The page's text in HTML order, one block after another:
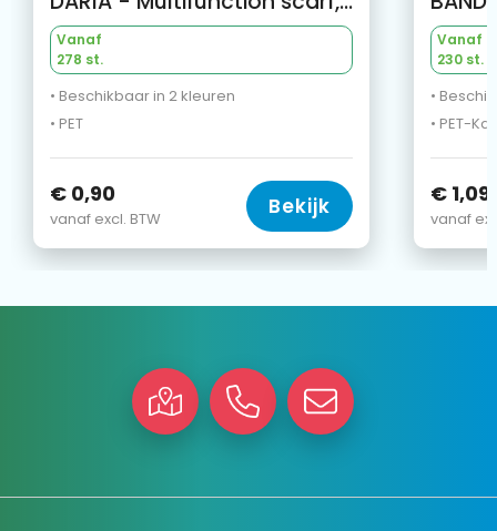
Vanaf
278 st.
• Beschikbaar in 2 kleuren
• PET
€ 0,90
vanaf excl. BTW Bekijk
Vanaf
230 st.
•
• PET-
€ 1,09
vanaf